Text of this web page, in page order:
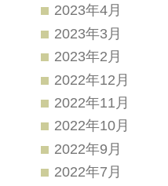
2023年4月
2023年3月
2023年2月
2022年12月
2022年11月
2022年10月
2022年9月
2022年7月